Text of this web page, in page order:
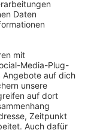
und die
als